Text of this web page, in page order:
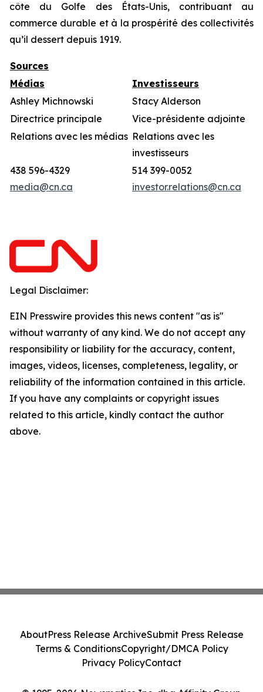
côte du Golfe des États-Unis, contribuant au
commerce durable et à la prospérité des collectivités
qu’il dessert depuis 1919.
Sources
Médias
Investisseurs
Ashley Michnowski
Stacy Alderson
Directrice principale
Vice-présidente adjointe
Relations avec les médias Relations avec les
investisseurs
438 596-4329
media@cn.ca
514 399-0052
investor.relations@cn.ca
Legal Disclaimer:
EIN Presswire provides this news content "as is"
without warranty of any kind. We do not accept any
responsibility or liability for the accuracy, content,
images, videos, licenses, completeness, legality, or
reliability of the information contained in this article.
If you have any complaints or copyright issues
related to this article, kindly contact the author
above.
AboutPress Release ArchiveSubmit Press Release
Terms & ConditionsCopyright/DMCA Policy
Privacy PolicyContact